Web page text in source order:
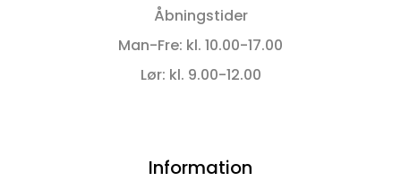
Åbningstider
Man-Fre: kl. 10.00-17.00
Lør: kl. 9.00-12.00
Information